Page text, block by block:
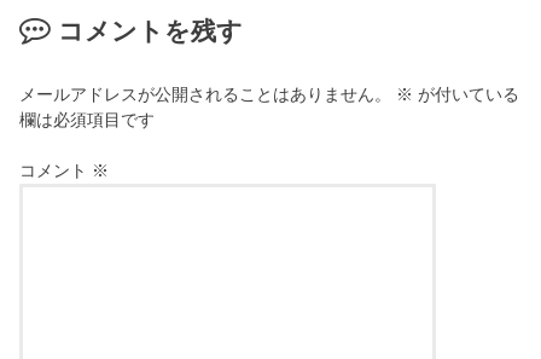
コメントを残す
メールアドレスが公開されることはありません。 ※ が付いている
欄は必須項目です
コメント ※